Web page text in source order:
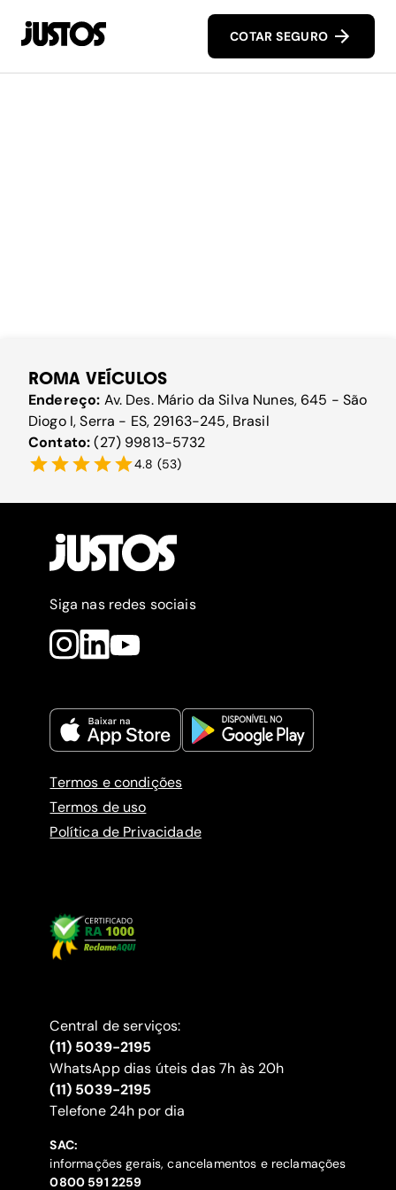
COTAR SEGURO
ROMA VEÍCULOS
Endereço: Av. Des. Mário da Silva Nunes, 645 - São
Diogo I, Serra - ES, 29163-245, Brasil
Contato:(27) 99813-5732
4.8 (53)
Siga nas redes sociais
Termos e condições
Termos de uso
Política de Privacidade
Central de serviços:
(11) 5039-2195
WhatsApp dias úteis das 7h às 20h
(11) 5039-2195
‍Telefone 24h por dia
SAC:
informações gerais, cancelamentos e reclamações
‍0800 591 2259